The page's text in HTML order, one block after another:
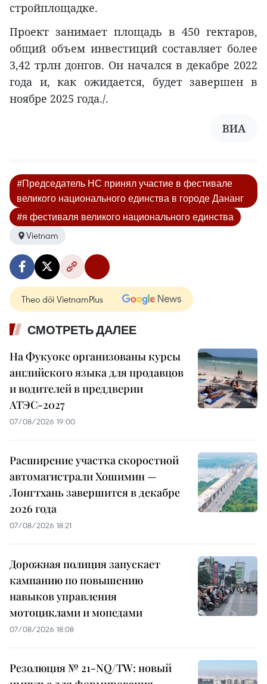
стройплощадке.
Проект занимает площадь в 450 гектаров,
общий объем инвестиций составляет более
3,42 трлн донгов. Он начался в декабре 2022
года и, как ожидается, будет завершен в
ноябре 2025 года./.
ВИА
#Председатель НС принял участие в фестивале
великого национального единства в городе Дананг
#я фестиваля великого национального единства
Vietnam
Theo dõi VietnamPlus
СМОТРЕТЬ ДАЛЕЕ
На Фукуоке организованы курсы
английского языка для продавцов
и водителей в преддверии
АТЭС-2027
07/08/2026 19:00
Расширение участка скоростной
автомагистрали Хошимин —
Лонгтхань завершится в декабре
2026 года
07/08/2026 18:21
Дорожная полиция запускает
кампанию по повышению
навыков управления
мотоциклами и мопедами
07/08/2026 18:08
Резолюция № 21-NQ/TW: новый